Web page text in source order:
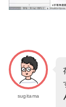
sugitama